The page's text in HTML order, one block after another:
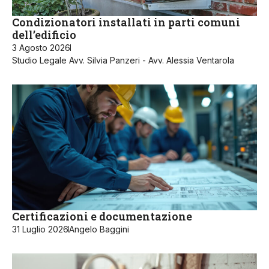
Condizionatori installati in parti comuni
dell’edificio
3 Agosto 2026
Studio Legale Avv. Silvia Panzeri - Avv. Alessia Ventarola
Certificazioni e documentazione
31 Luglio 2026Angelo Baggini